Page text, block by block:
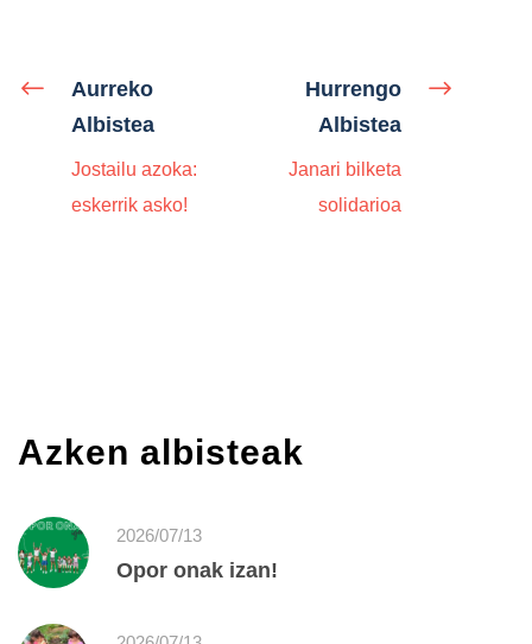
Aurreko
Albistea
Jostailu azoka:
eskerrik asko!
Hurrengo
Albistea
Janari bilketa
solidarioa
Azken albisteak
2026/07/13
Opor onak izan!